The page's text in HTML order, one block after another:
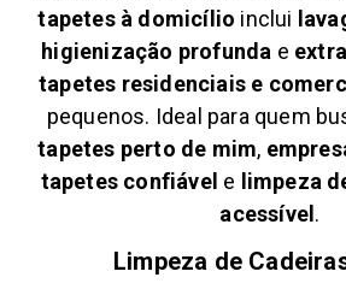
tapetes à domicílio inclui
higienização profunda e
tapetes residenciais e
pequenos. Ideal para quem
tapetes perto de mim,
tapetes confiável e limpeza
acessível .
Limpeza de